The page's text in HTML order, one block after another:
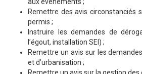
aux événements ;
Remettre des avis circonstanciés
permis ;
Instruire les demandes de
l’égout, installation SEI) ;
Remettre un avis sur les
et d’urbanisation ;